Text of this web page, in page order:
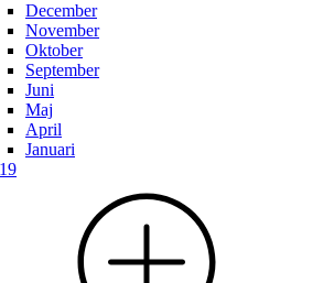
December
November
Oktober
September
Juni
Maj
April
Januari